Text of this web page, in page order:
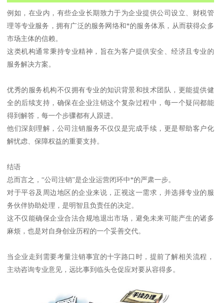
例如，在业内，有些企业长期致力于为企业提供公司设立、财税管
理等专业服务，拥有广泛的服务网络和*的服务体系，从而获得众多
市场主体的信赖。
这类机构通常秉持专业精神，旨在为客户提供安全、经济且专业的
服务解决方案。
优秀的服务机构不仅拥有专业的知识背景和技术团队，更能提供健
全的后续支持，确保在企业注销这个复杂过程中，每一个疑问都能
得到解答，每一个步骤都有人跟进。
他们深刻理解，公司注销服务不仅仅是完成手续，更是帮助客户化
解忧虑、保障权益的重要支持。
结语
总而言之，“公司注销”是企业运营闭环中*的严肃一步。
对于平谷及周边地区的企业来说，正视这一需求，并选择专业的服
务伙伴协助处理，是明智且负责任的决定。
这不仅能确保企业合法合规地退出市场，避免未来可能产生的诸多
麻烦，也是对自身创业历程的一个妥善交代。
当企业走到需要考量注销事宜的十字路口时，提前了解相关流程，
主动咨询专业意见，远比事到临头仓促应对要从容得多。